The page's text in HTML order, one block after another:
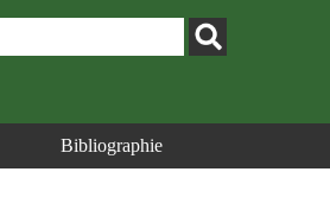
Bibliographie